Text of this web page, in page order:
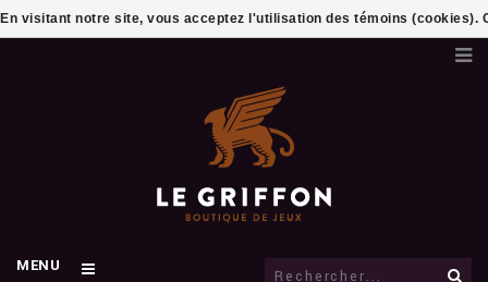
MENU
En visitant notre site, vous acceptez l'utilisation des témoins